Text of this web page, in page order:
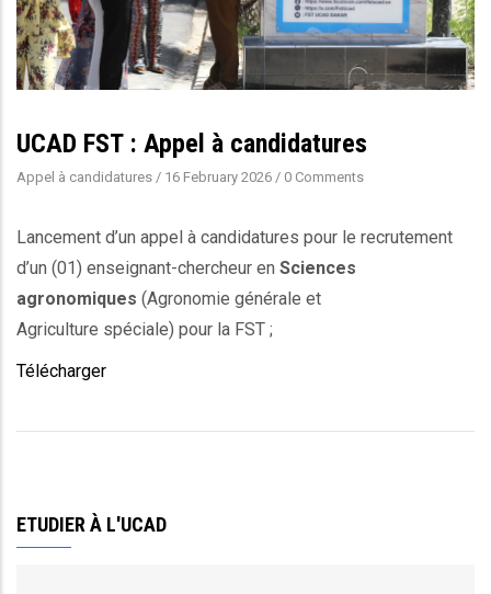
UCAD FST : Appel à candidatures
Appel à candidatures / 16 February 2026 / 0 Comments
Lancement d’un appel à candidatures pour le recrutement
d’un (01) enseignant-chercheur en Sciences
agronomiques (Agronomie générale et
Agriculture spéciale) pour la FST ;
Télécharger
ETUDIER À L'UCAD